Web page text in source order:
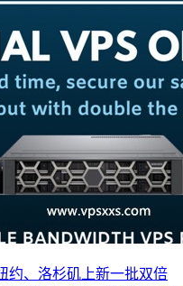
约、洛杉矶上新一批双倍